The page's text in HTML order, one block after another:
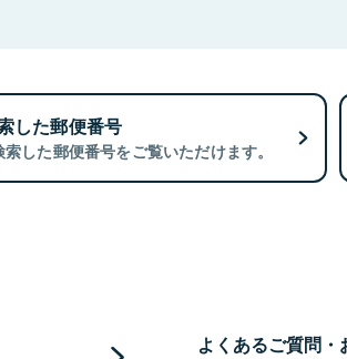
した郵便番号
した郵便番号をご覧いただけます。
よくあるご質問・